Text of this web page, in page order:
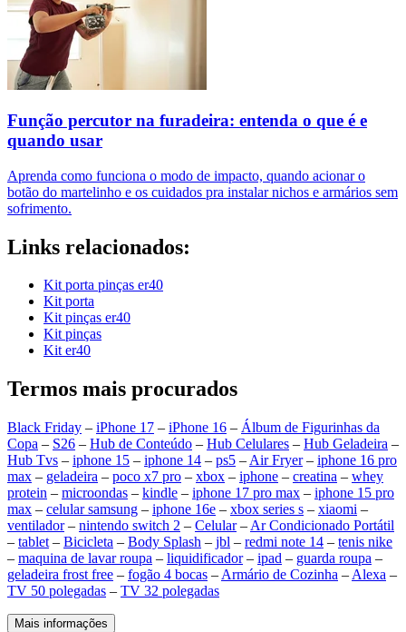
Função percutor na furadeira: entenda o que é e
quando usar
Aprenda como funciona o modo de impacto, quando acionar o
botão do martelinho e os cuidados pra instalar nichos e armários sem
sofrimento.
Links relacionados:
Kit porta pinças er40
Kit porta
Kit pinças er40
Kit pinças
Kit er40
Termos mais procurados
Black Friday – iPhone 17 – iPhone 16 – Álbum de Figurinhas da
Copa – S26 – Hub de Conteúdo – Hub Celulares – Hub Geladeira –
Hub Tvs – iphone 15 – iphone 14 – ps5 – Air Fryer– iphone 16 pro
max – geladeira – poco x7 pro – xbox – iphone – creatina – whey
protein – microondas – kindle – iphone 17 pro max – iphone 15 pro
max – celular samsung – iphone 16e – xbox series s – xiaomi –
ventilador– nintendo switch 2 – Celular– Ar Condicionado Portátil
– tablet – Bicicleta – Body Splash – jbl – redmi note 14 – tenis nike
– maquina de lavar roupa – liquidificador– ipad – guarda roupa –
geladeira frost free – fogão 4 bocas – Armário de Cozinha – Alexa –
TV 50 polegadas – TV 32 polegadas
Mais informações